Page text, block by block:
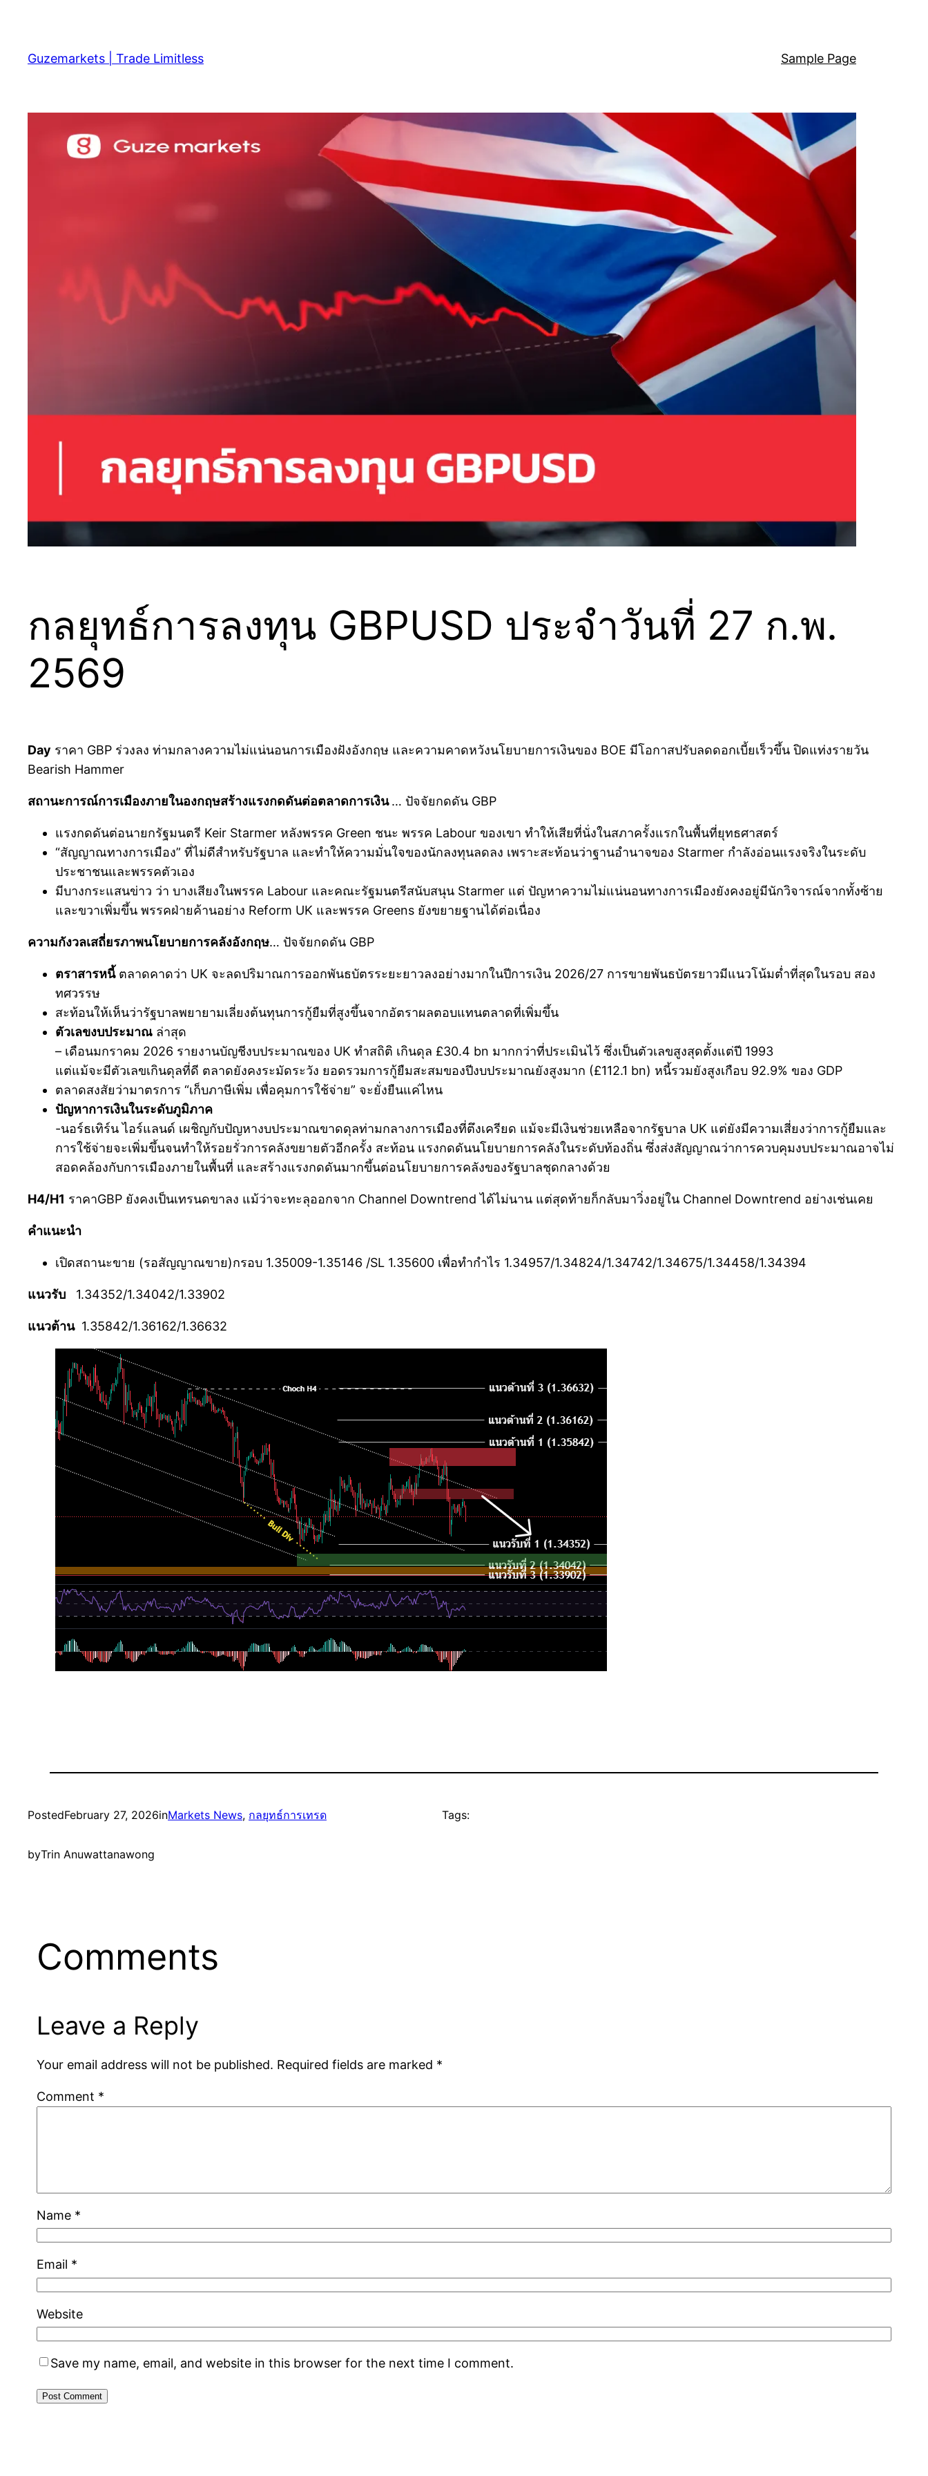
content
Guzemarkets | Trade Limitless Sample Page
กลยุทธ์การลงทุน GBPUSD ประจำวันที่ 27 ก.พ.
2569
Day ราคา GBP ร่วงลง ท่ามกลางความไม่แน่นอนการเมืองฝังอังกฤษ และความคาดหวังนโยบายการเงินของ BOE มีโอกาสปรับลดดอกเบี้ยเร็วขึ้น ปิดแท่งรายวัน
Bearish Hammer
สถานะการณ์การเมืองภายในองกฤษสร้างแรงกดดันต่อตลาดการเงิน… ปัจจัยกดดัน GBP
แรงกดดันต่อนายกรัฐมนตรี Keir Starmer หลังพรรค Green ชนะ พรรค Labour ของเขา ทำให้เสียที่นั่งในสภาครั้งแรกในพื้นที่ยุทธศาสตร์
“สัญญาณทางการเมือง” ที่ไม่ดีสำหรับรัฐบาล และทำให้ความมั่นใจของนักลงทุนลดลง เพราะสะท้อนว่าฐานอำนาจของ Starmer กำลังอ่อนแรงจริงในระดับ
ประชาชนและพรรคตัวเอง
มีบางกระแสนข่าว ว่า บางเสียงในพรรค Labour และคณะรัฐมนตรีสนับสนุน Starmer แต่ ปัญหาความไม่แน่นอนทางการเมืองยังคงอยู่มีนักวิจารณ์จากทั้งซ้าย
และขวาเพิ่มขึ้น พรรคฝ่ายค้านอย่าง Reform UK และพรรค Greens ยังขยายฐานได้ต่อเนื่อง
ความกังวลเสถี่ยรภาพนโยบายการคลังอังกฤษ… ปัจจัยกดดัน GBP
ตราสารหนี้ตลาดคาดว่า UK จะลดปริมาณการออกพันธบัตรระยะยาวลงอย่างมากในปีการเงิน 2026/27 การขายพันธบัตรยาวมีแนวโน้มต่ำที่สุดในรอบ สอง
ทศวรรษ
สะท้อนให้เห็นว่ารัฐบาลพยายามเลี่ยงต้นทุนการกู้ยืมที่สูงขึ้นจากอัตราผลตอบแทนตลาดที่เพิ่มขึ้น
ตัวเลขงบประมาณ ล่าสุด
– เดือนมกราคม 2026 รายงานบัญชีงบประมาณของ UK ทำสถิติ เกินดุล £30.4 bn มากกว่าที่ประเมินไว้ ซึ่งเป็นตัวเลขสูงสุดตั้งแต่ปี 1993
แต่แม้จะมีตัวเลขเกินดุลที่ดี ตลาดยังคงระมัดระวัง ยอดรวมการกู้ยืมสะสมของปีงบประมาณยังสูงมาก (£112.1 bn) หนี้รวมยังสูงเกือบ 92.9% ของ GDP
ตลาดสงสัยว่ามาตรการ “เก็บภาษีเพิ่ม เพื่อคุมการใช้จ่าย” จะยั่งยืนแค่ไหน
ปัญหาการเงินในระดับภูมิภาค
-นอร์ธเทิร์น ไอร์แลนด์ เผชิญกับปัญหางบประมาณขาดดุลท่ามกลางการเมืองที่ตึงเครียด แม้จะมีเงินช่วยเหลือจากรัฐบาล UK แต่ยังมีความเสี่ยงว่าการกู้ยืมและ
การใช้จ่ายจะเพิ่มขึ้นจนทำให้รอยรั่วการคลังขยายตัวอีกครั้ง สะท้อน แรงกดดันนโยบายการคลังในระดับท้องถิ่น ซึ่งส่งสัญญาณว่าการควบคุมงบประมาณอาจไม่
สอดคล้องกับการเมืองภายในพื้นที่ และสร้างแรงกดดันมากขึ้นต่อนโยบายการคลังของรัฐบาลชุดกลางด้วย
H4/H1 ราคาGBP ยังคงเป็นเทรนดขาลง แม้ว่าจะทะลุออกจาก Channel Downtrend ได้ไม่นาน แต่สุดท้ายก็กลับมาวิ่งอยู่ใน Channel Downtrend อย่างเช่นเคย
คำแนะนำ
เปิดสถานะขาย (รอสัญญาณขาย)กรอบ 1.35009-1.35146 /SL 1.35600 เพื่อทำกำไร 1.34957/1.34824/1.34742/1.34675/1.34458/1.34394
แนวรับ 1.34352/1.34042/1.33902
แนวต้าน1.35842/1.36162/1.36632
PostedFebruary 27, 2026inMarkets News, กลยุทธ์การเทรด
byTrin Anuwattanawong
Tags:
Comments
Leave a Reply
Your email address will not be published. Required fields are marked *
Comment *
Name *
Email *
Website
Save my name, email, and website in this browser for the next time I comment.